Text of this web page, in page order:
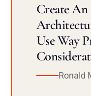
Create
Use Way
Ronald